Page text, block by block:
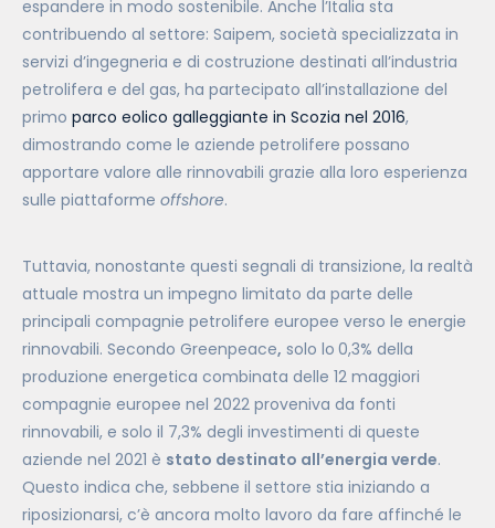
espandere in modo sostenibile. Anche l’Italia sta
contribuendo al settore: Saipem, società specializzata in
servizi d’ingegneria e di costruzione destinati all’industria
petrolifera e del gas, ha partecipato all’installazione del
primo parco eolico galleggiante in Scozia nel 2016,
dimostrando come le aziende petrolifere possano
apportare valore alle rinnovabili grazie alla loro esperienza
sulle piattaforme offshore.
Tuttavia, nonostante questi segnali di transizione, la realtà
attuale mostra un impegno limitato da parte delle
principali compagnie petrolifere europee verso le energie
rinnovabili. Secondo Greenpeace, solo lo 0,3% della
produzione energetica combinata delle 12 maggiori
compagnie europee nel 2022 proveniva da fonti
rinnovabili, e solo il 7,3% degli investimenti di queste
aziende nel 2021 è stato destinato all’energia verde.
Questo indica che, sebbene il settore stia iniziando a
riposizionarsi, c’è ancora molto lavoro da fare affinché le